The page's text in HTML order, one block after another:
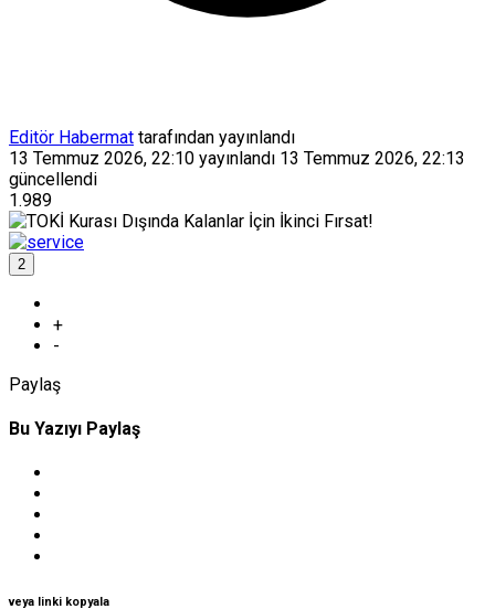
Editör Habermat tarafından yayınlandı
13 Temmuz 2026, 22:10 yayınlandı 13 Temmuz 2026, 22:13
güncellendi
1.989
2
+
-
Paylaş
Bu Yazıyı Paylaş
veya linki kopyala